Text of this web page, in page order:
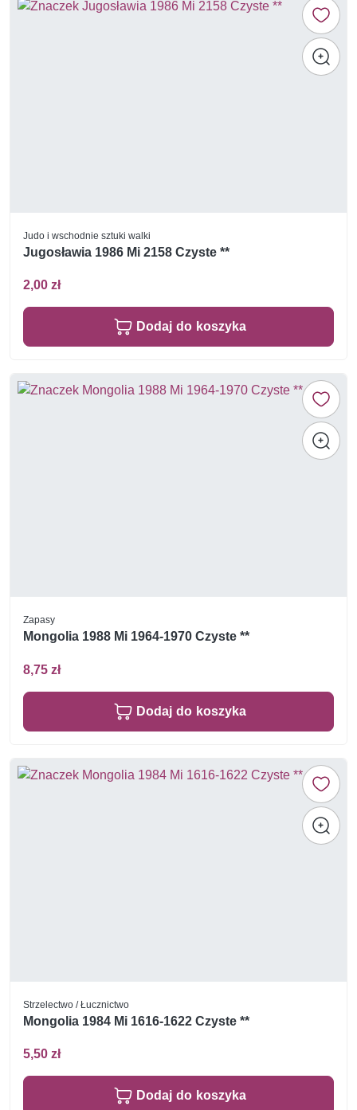
Judo i wschodnie sztuki walki
Jugosławia 1986 Mi 2158 Czyste **
2,00 zł
Dodaj do koszyka
Zapasy
Mongolia 1988 Mi 1964-1970 Czyste **
8,75 zł
Dodaj do koszyka
Strzelectwo / Łucznictwo
Mongolia 1984 Mi 1616-1622 Czyste **
5,50 zł
Dodaj do koszyka